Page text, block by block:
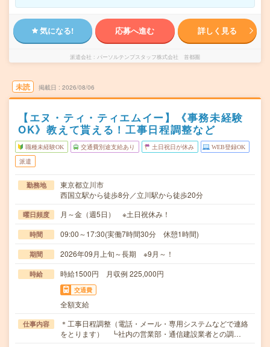
気になる! 応募へ進む 詳しく見る
派遣会社 パーソルテンプスタッフ株式会社 首都圏
未読 掲載日 2026/08/06
【エヌ・ティ・ティエムイー】《事務未経験
OK》教えて貰える！工事日程調整など
職種未経験OK 交通費別途支給あり 土日祝日が休み WEB登録OK
派遣
勤務地
東京都立川市
西国立駅から徒歩8分／立川駅から徒歩20分
曜日頻度 月～金（週5日） ※土日祝休み！
時間 09:00～17:30(実働7時間30分 休憩1時間)
期間 2026年09月上旬～長期 ※9月～！
時給 時給1500円 月収例 225,000円
交通費
全額支給
仕事内容
＊工事日程調整（電話・メール・専用システムなどで連絡
をとります） ┗社内の営業部・通信建設業者との調…